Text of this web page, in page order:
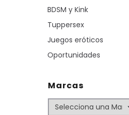
BDSM y Kink
Tuppersex
Juegos eróticos
Oportunidades
Marcas